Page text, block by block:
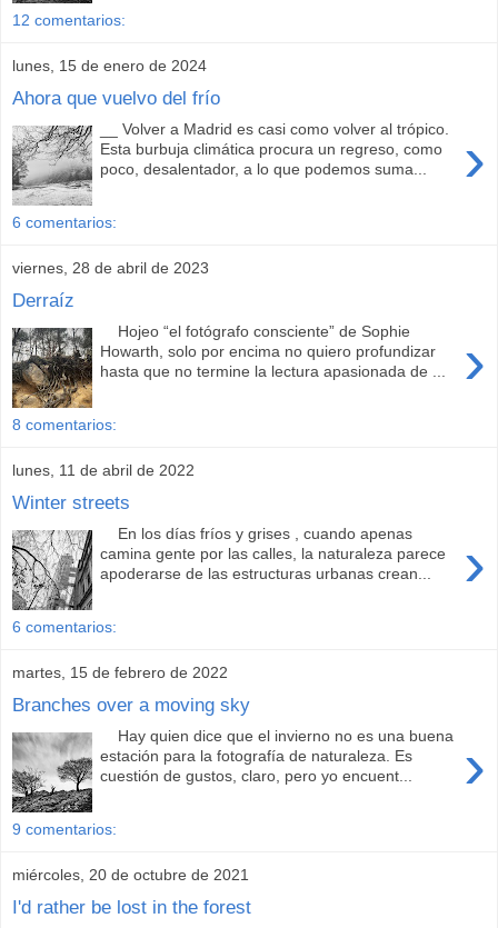
12 comentarios:
lunes, 15 de enero de 2024
Ahora que vuelvo del frío
›
__ Volver a Madrid es casi como volver al trópico.
Esta burbuja climática procura un regreso, como
poco, desalentador, a lo que podemos suma...
6 comentarios:
viernes, 28 de abril de 2023
Derraíz
›
Hojeo “el fotógrafo consciente” de Sophie
Howarth, solo por encima no quiero profundizar
hasta que no termine la lectura apasionada de ...
8 comentarios:
lunes, 11 de abril de 2022
Winter streets
›
En los días fríos y grises , cuando apenas
camina gente por las calles, la naturaleza parece
apoderarse de las estructuras urbanas crean...
6 comentarios:
martes, 15 de febrero de 2022
Branches over a moving sky
›
Hay quien dice que el invierno no es una buena
estación para la fotografía de naturaleza. Es
cuestión de gustos, claro, pero yo encuent...
9 comentarios:
miércoles, 20 de octubre de 2021
I'd rather be lost in the forest